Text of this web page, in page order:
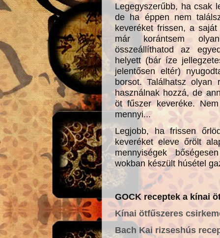
Legegyszerűbb, ha csak
de ha éppen nem
keveréket frissen, a
már korántsem
összeállíthatod az
helyett (bár íze
jelentősen eltér)
borsot. Találhatsz
használnak hozzá, de
öt fűszer keveréke.
mennyi...
Legjobb, ha frissen
keveréket eleve őrölt
mennyiségek
wokban készült húsétel
GOCK receptek a kínai
Kínai ötfűszeres
Bach Kai rizseshús